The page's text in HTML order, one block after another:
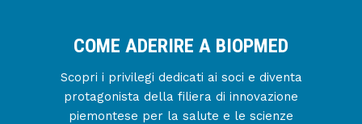
COME ADERIRE A BIOPMED
Scopri i privilegi dedicati ai soci e diventa
protagonista della filiera di innovazione
piemontese per la salute e le scienze